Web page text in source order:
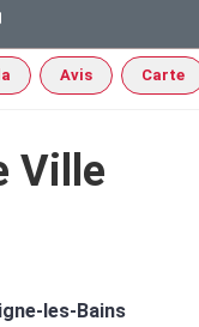
Avis Carte
Ville
les-Bains